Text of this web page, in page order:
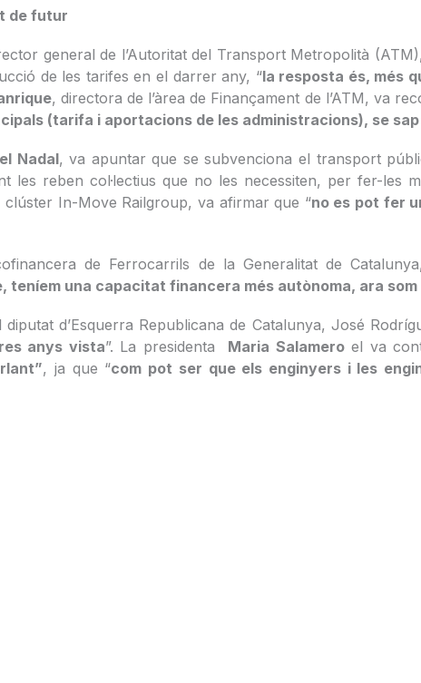
de futur
general de l’Autoritat del Transport Metropolità
de les tarifes en el darrer any, “la resposta és, més
, directora de l’àrea de Finançament de l’ATM, va
(tarifa i aportacions de les administracions), se
Nadal, va apuntar que se subvenciona el transport
les reben col·lectius que no les necessiten, per fer-
clúster In-Move Railgroup, va afirmar que “no es pot fer
de Ferrocarrils de la Generalitat de
teníem una capacitat financera més autònoma, ara
d’Esquerra Republicana de Catalunya, José
anys vista”. La presidenta Maria Salameroel va
, ja que “com pot ser que els enginyers i les